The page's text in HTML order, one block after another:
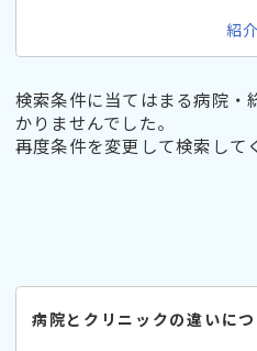
紹
検索条件に当てはまる病院・
かりませんでした。
再度条件を変更して検索して
病院とクリニックの違いに